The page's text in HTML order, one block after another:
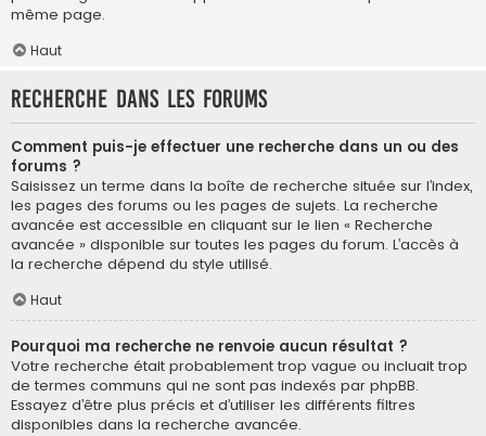
même page.
Haut
Recherche dans les forums
Comment puis-je effectuer une recherche dans un ou des
forums ?
Saisissez un terme dans la boîte de recherche située sur l’index,
les pages des forums ou les pages de sujets. La recherche
avancée est accessible en cliquant sur le lien « Recherche
avancée » disponible sur toutes les pages du forum. L’accès à
la recherche dépend du style utilisé.
Haut
Pourquoi ma recherche ne renvoie aucun résultat ?
Votre recherche était probablement trop vague ou incluait trop
de termes communs qui ne sont pas indexés par phpBB.
Essayez d’être plus précis et d’utiliser les différents filtres
disponibles dans la recherche avancée.